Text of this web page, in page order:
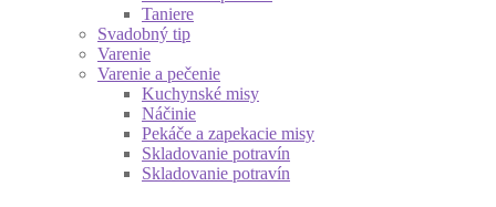
Taniere
Svadobný tip
Varenie
Varenie a pečenie
Kuchynské misy
Náčinie
Pekáče a zapekacie misy
Skladovanie potravín
Skladovanie potravín